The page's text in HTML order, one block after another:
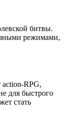
битвы.
режимами,
RPG,
для быстрого
стать